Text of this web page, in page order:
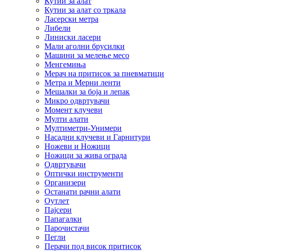
Кутии за алат со тркала
Ласерски метра
Либели
Линиски ласери
Мали аголни брусилки
Машини за мелење месо
Менгемиња
Мерач на притисок за пневматици
Метра и Мерни ленти
Мешалки за боја и лепак
Микро одвртувачи
Момент клучеви
Мулти алати
Мултиметри-Унимери
Насадни клучеви и Гарнитури
Ножеви и Ножици
Ножици за жива ограда
Одвртувачи
Оптички инструменти
Организери
Останати рачни алати
Оутлет
Пајсери
Папагалки
Парочистачи
Пегли
Перачи под висок притисок